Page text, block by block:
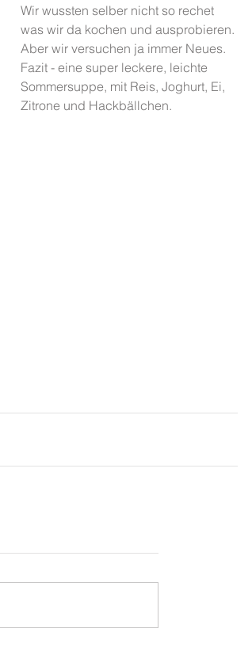
Wir wussten selber nicht so rechet
was wir da kochen und ausprobieren.
Aber wir versuchen ja immer Neues.
Fazit - eine super leckere, leichte
Sommersuppe, mit Reis, Joghurt, Ei,
Zitrone und Hackbällchen.